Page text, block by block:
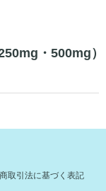
・500mg）
取引法に基づく表記